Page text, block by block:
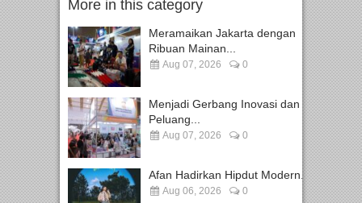
More in this category
Meramaikan Jakarta dengan
Ribuan Mainan...
Aug 07, 2026 0
Menjadi Gerbang Inovasi dan
Peluang...
Aug 07, 2026 0
Afan Hadirkan Hipdut Modern...
Aug 06, 2026 0